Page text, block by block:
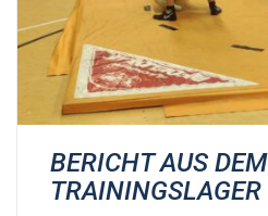
BERICHT AUS DEM